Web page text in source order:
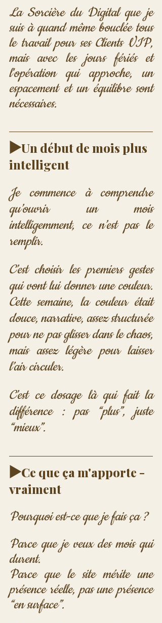
La Sorcière du Digital que je
suis à quand même bouclée tous
le travail pour ses Clients VIP,
mais avec les jours fériés et
l'opération qui approche, un
espacement et un équilibre sont
nécessaires.
▶️Un début de mois plus
intelligent
Je commence à comprendre
qu’ouvrir un mois
intelligemment, ce n’est pas le
remplir.
C’est choisir les premiers gestes
qui vont lui donner une couleur.
Cette semaine, la couleur était
douce, narrative, assez structurée
pour ne pas glisser dans le chaos,
mais assez légère pour laisser
l’air circuler.
C’est ce dosage là qui fait la
différence : pas “plus”, juste
“mieux”.
▶️Ce que ça m'apporte -
vraiment
Pourquoi est-ce que je fais ça ?
Parce que je veux des mois qui
durent.
Parce que le site mérite une
présence réelle, pas une présence
“en surface”.